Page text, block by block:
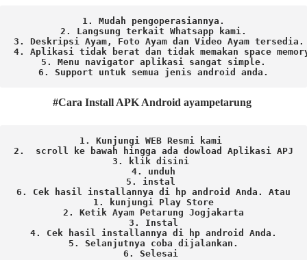
1. Mudah pengoperasiannya.
2. Langsung terkait Whatsapp kami.
3. Deskripsi Ayam, Foto Ayam dan Video Ayam tersedia.
4. Aplikasi tidak berat dan tidak memakan space
5. Menu navigator aplikasi sangat simple.
6. Support untuk semua jenis android anda.
#Cara Install APK Android ayampetarung
1. Kunjungi WEB Resmi kami
2.  scroll ke bawah hingga ada dowload Aplikasi APJ
3. klik disini
4. unduh
5. instal
6. Cek hasil installannya di hp android Anda. Atau
1. kunjungi Play Store
2. Ketik Ayam Petarung Jogjakarta
3. Instal
4. Cek hasil installannya di hp android Anda.
5. Selanjutnya coba dijalankan.
6. Selesai